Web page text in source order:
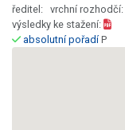
ředitel: vrchní rozhodčí:
výsledky ke stažení:
absolutní pořadíP